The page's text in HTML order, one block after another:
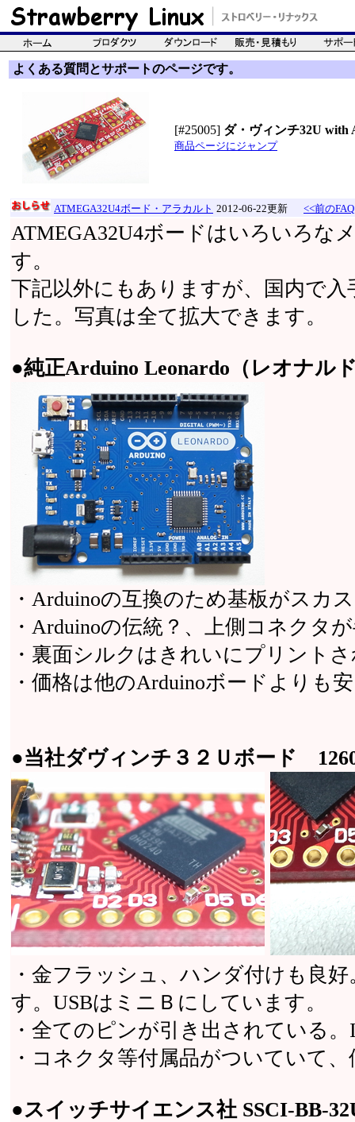
よくある質問とサポートのページです。
[#25005] ダ・ヴィンチ32U with
商品ページにジャンプ
ATMEGA32U4ボード・アラカルト 2012-06-22更新 <<前のFAQ
ATMEGA32U4ボードはいろいろな
す。
下記以外にもありますが、国内で
した。写真は全て拡大できます。
●純正Arduino Leonardo（レオナル
・Arduinoの互換のため基板がスカ
・Arduinoの伝統？、上側コネクタ
・裏面シルクはきれいにプリント
・価格は他のArduinoボードよりも
●当社ダヴィンチ３２Ｕボード
・金フラッシュ、ハンダ付けも良
す。USBはミニＢにしています。
・全てのピンが引き出されている。
・コネクタ等付属品がついていて
●スイッチサイエンス社 SSCI-BB-